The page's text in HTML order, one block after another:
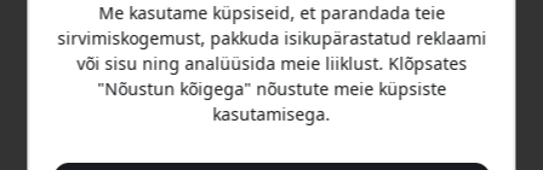
laadimine
Kahe seadme
samaaegne laadimine
Reguleeritav kalde
15W Qi2 magnetiline
laadimine
Laadib kahte seadet
samaaegselt
Reguleeritav 70°
Me kasutame küpsiseid, et parandada teie
sirvimiskogemust, pakkuda isikupärastatud reklaami
või sisu ning analüüsida meie liiklust. Klõpsates
"Nõustun kõigega" nõustute meie küpsiste
kasutamisega.